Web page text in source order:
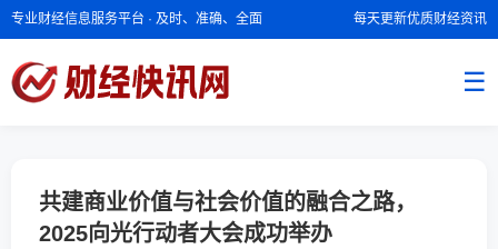
专业财经信息服务平台 · 及时、准确、全面 每天更新优质财经资讯
☰
共建商业价值与社会价值的融合之路，
2025向光行动者大会成功举办